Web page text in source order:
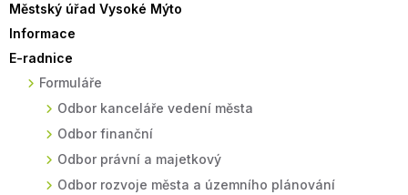
Městský úřad Vysoké Mýto
Informace
E-radnice
Formuláře
Odbor kanceláře vedení města
Odbor finanční
Odbor právní a majetkový
Odbor rozvoje města a územního plánování